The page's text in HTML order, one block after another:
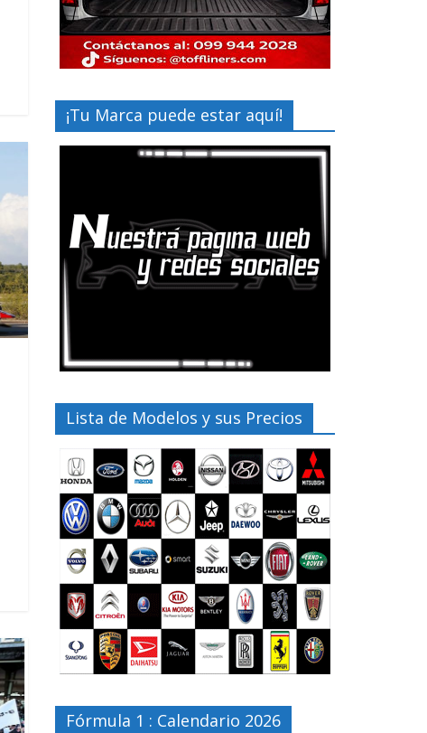
¡Tu Marca puede estar aquí!
Lista de Modelos y sus Precios
Fórmula 1 : Calendario 2026